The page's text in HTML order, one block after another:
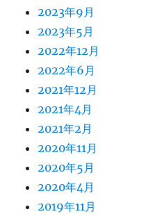
2023年9月
2023年5月
2022年12月
2022年6月
2021年12月
2021年4月
2021年2月
2020年11月
2020年5月
2020年4月
2019年11月